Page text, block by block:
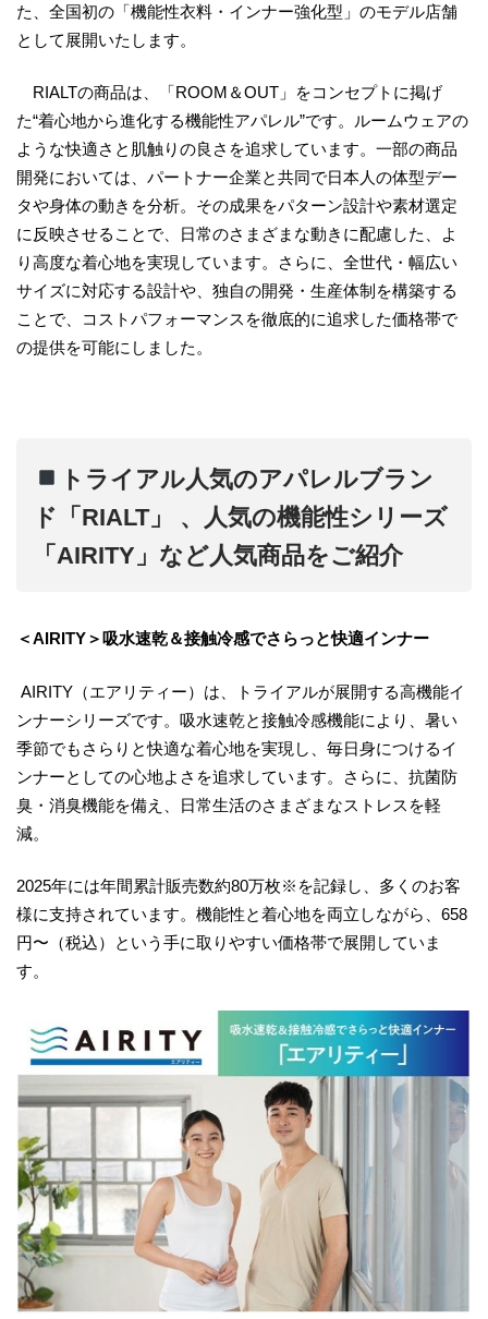
た、全国初の「機能性衣料・インナー強化型」のモデル店舗
として展開いたします。
RIALTの商品は、「ROOM＆OUT」をコンセプトに掲げ
た“着心地から進化する機能性アパレル”です。ルームウェアの
ような快適さと肌触りの良さを追求しています。一部の商品
開発においては、パートナー企業と共同で日本人の体型デー
タや身体の動きを分析。その成果をパターン設計や素材選定
に反映させることで、日常のさまざまな動きに配慮した、よ
り高度な着心地を実現しています。さらに、全世代・幅広い
サイズに対応する設計や、独自の開発・生産体制を構築する
ことで、コストパフォーマンスを徹底的に追求した価格帯で
の提供を可能にしました。
トライアル人気のアパレルブラン
ド「RIALT」 、人気の機能性シリーズ
「AIRITY」など人気商品をご紹介
＜AIRITY＞吸水速乾＆接触冷感でさらっと快適インナー
AIRITY（エアリティー）は、トライアルが展開する高機能イ
ンナーシリーズです。吸水速乾と接触冷感機能により、暑い
季節でもさらりと快適な着心地を実現し、毎日身につけるイ
ンナーとしての心地よさを追求しています。さらに、抗菌防
臭・消臭機能を備え、日常生活のさまざまなストレスを軽
減。
2025年には年間累計販売数約80万枚※を記録し、多くのお客
様に支持されています。機能性と着心地を両立しながら、658
円〜（税込）という手に取りやすい価格帯で展開していま
す。